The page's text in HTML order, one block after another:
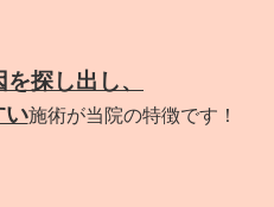
探し出し、
い施術が当院の特徴です！